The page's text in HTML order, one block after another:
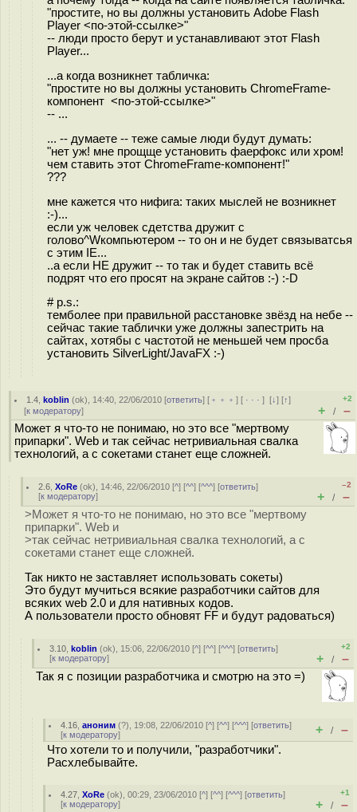
"простите, но вы должны установить Adobe Flash
Player <по-этой-ссылке>"
-- люди просто берут и устанавливают этот Flash
Player...
...а когда возникнет табличка:
"простите но вы должны установить ChromeFrame-
компонент <по-этой-ссылке>"
-- ...
... -- думаете -- теже самые люди будут думать:
"нет уж! мне прощще установить фаерфокс или хром!
чем ставить этот ChromeFrame-компонент!"
???
мне кажется что нифига: таких мыслей не возникнет
:-)...
если уж человек сдетства дружит с
голово^Wкомпьютером -- то он и не будет связыватсья
с этим IE...
..а если НЕ дружит -- то так и будет ставить всё
подрят что его просят на экране сайтов :-) :-D
# p.s.:
темболее при правильной расстановке звёзд на небе --
сейчас такие таблички уже должны запестрить на
сайтах, хотябы с частотой не меньшей чем просба
установить SilverLight/JavaFX :-)
1.4 ,koblin (ok), 14:40, 22/06/2010 [ответить] [ ﹢﹢﹢] [ · · ·][↓] [↑]
[к модератору]
+2
+ / –
Может я что-то не понимаю, но это все "мертвому
припарки". Web и так сейчас нетривиальная свалка
технологий, а с сокетами станет еще сложней.
2.6 ,XoRe (ok), 14:46, 22/06/2010 [^] [^^] [^^^] [ответить]
[к модератору]
–2
+ / –
>Может я что-то не понимаю, но это все "мертвому
припарки". Web и
>так сейчас нетривиальная свалка технологий, а с
сокетами станет еще сложней.
Так никто не заставляет использовать сокеты)
Это будут мучиться всякие разработчики сайтов для
всяких web 2.0 и для нативных кодов.
А пользователи просто обновят FF и будут радоваться)
3.10 ,koblin (ok), 15:06, 22/06/2010 [^] [^^] [^^^] [ответить]
[к модератору]
+2
+ / –
Так я с позиции разработчика и смотрю на это =)
4.16 ,аноним (?), 19:08, 22/06/2010 [^] [^^] [^^^] [ответить]
[к модератору] + / –
Что хотели то и получили, "разработчики".
Расхлебывайте.
4.27 ,XoRe (ok), 00:29, 23/06/2010 [^] [^^] [^^^] [ответить]
[к модератору]
+1
+ / –